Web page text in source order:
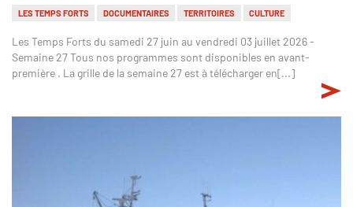
LES TEMPS FORTS DOCUMENTAIRES TERRITOIRES CULTURE
Les Temps Forts du samedi 27 juin au vendredi 03 juillet 2026 -
Semaine 27 Tous nos programmes sont disponibles en avant-
première . La grille de la semaine 27 est à télécharger en[...]